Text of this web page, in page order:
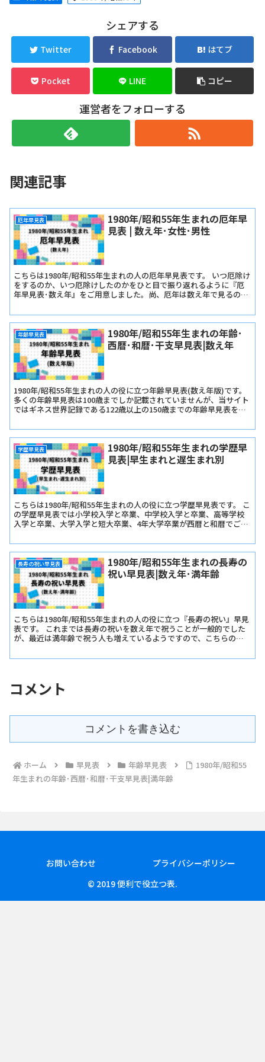
シェアする
Twitter Facebook はてブ
Pocket LINE コピー
運営者をフォローする
関連記事
厄年早見表
1980年/昭和55年生まれの厄年早
見表 | 数え年･女性･男性
こちらは1980年/昭和55年生まれの人の厄年早見表です。 いつ厄除け
をするのか、いつ厄除けしたのかをひと目で振り返れるように『厄
年早見表･数え年』をご用意しました。尚、厄年は数え年で見るので
年齢早見表
1980年/昭和55年生まれの年齢･
西暦･和暦･干支早見表|数え年
1980年/昭和55年生まれの人の役に立つ年齢早見表(数え年版)です。
多くの年齢早見表は100歳までしか記載されていませんが、当サイト
ではギネス世界記録である122歳以上の150歳までの年齢早見表を記
学歴早見表
1980年/昭和55年生まれの学歴早
見表|早生まれと遅生まれ別
こちらは1980年/昭和55年生まれの人の役に立つ学歴早見表です。 こ
の学歴早見表では小学校入学と卒業、中学校入学と卒業、高等学校
入学と卒業、大学入学と短大卒業、4年大学卒業が西暦と和暦でご確
長寿の祝い早見表
1980年/昭和55年生まれの長寿の
祝い早見表|数え年･満年齢
こちらは1980年/昭和55年生まれの人の役に立つ『長寿の祝い』早見
表です。 これまでは長寿の祝いを数え年で祝うことが一般的でした
が、最近は満年齢で祝う人も増えているようですので、こちらの早
年齢版』をご用意しました。
コメント
コメントを書き込む
ホーム 早見表 年齢早見表
1980年/昭和55
年生まれの年齢･西暦･和暦･干支早見表|満年齢
お問い合わせ
プライバシーポリシー
© 2019 便利で役立つ表.